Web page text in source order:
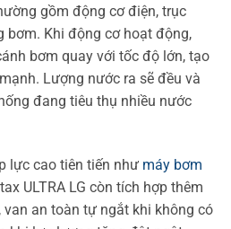
gồm động cơ điện, trục
bơm. Khi động cơ hoạt động,
bơm quay với tốc độ lớn, tạo
Lượng nước ra sẽ đều và
đang tiêu thụ nhiều nước
lực cao tiên tiến như máy bơm
ULTRA LG còn tích hợp thêm
an toàn tự ngắt khi không có